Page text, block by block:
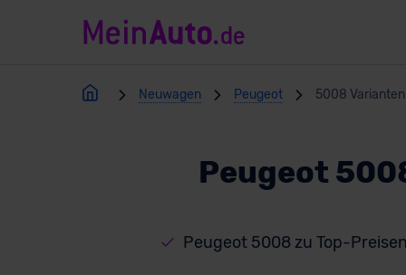
Neuwagen Peugeot 5008 Varianten
Peugeot
Peugeot 5008 zu Top-Preisen